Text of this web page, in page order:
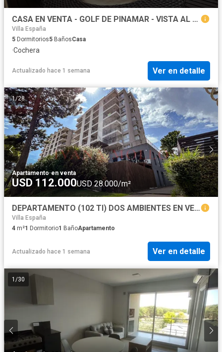
CASA EN VENTA - GOLF DE PINAMAR - VISTA AL NUEVO GOLF
Villa España
5 Dormitorios5 BañosCasa
·Cochera
Actualizado hace 1 semana Ver en detalle
1/28
Apartamento·en venta
USD 112.000USD 28.000/m²
DEPARTAMENTO (102 TI) DOS AMBIENTES EN VENTA EN PINAMAR
Villa España
4 m²1 Dormitorio1 BañoApartamento
Actualizado hace 1 semana Ver en detalle
1 /30